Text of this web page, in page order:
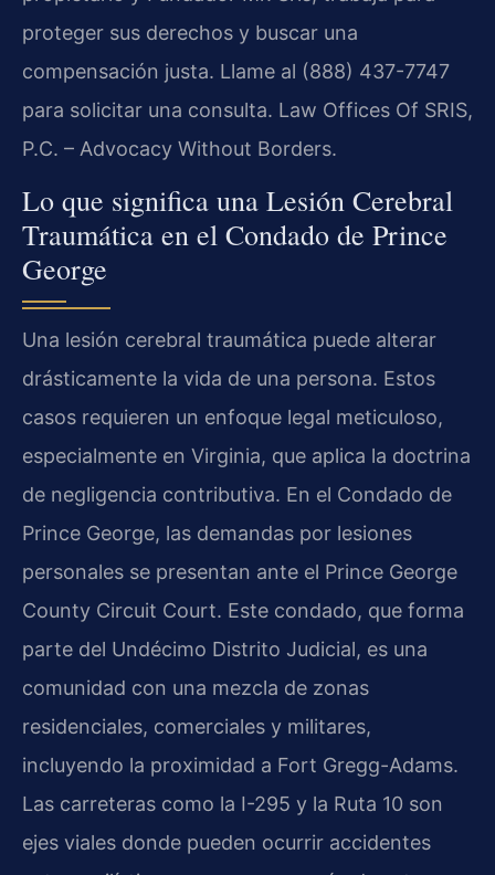
proteger sus derechos y buscar una
compensación justa. Llame al (888) 437-7747
para solicitar una consulta. Law Offices Of SRIS,
P.C. – Advocacy Without Borders.
Lo que significa una Lesión Cerebral
Traumática en el Condado de Prince
George
Una lesión cerebral traumática puede alterar
drásticamente la vida de una persona. Estos
casos requieren un enfoque legal meticuloso,
especialmente en Virginia, que aplica la doctrina
de negligencia contributiva. En el Condado de
Prince George, las demandas por lesiones
personales se presentan ante el Prince George
County Circuit Court. Este condado, que forma
parte del Undécimo Distrito Judicial, es una
comunidad con una mezcla de zonas
residenciales, comerciales y militares,
incluyendo la proximidad a Fort Gregg-Adams.
Las carreteras como la I-295 y la Ruta 10 son
ejes viales donde pueden ocurrir accidentes